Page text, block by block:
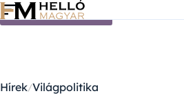
Ugrás a tartalomra
Hírek Világpolitika